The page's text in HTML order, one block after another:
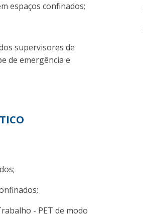
espaços confinados;
supervisores de
de emergência e
- PET de modo